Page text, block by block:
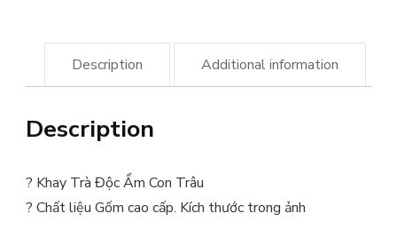
Description Additional information
Description
? Khay Trà Độc Ẩm Con Trâu
? Chất liệu Gốm cao cấp. Kích thước trong ảnh